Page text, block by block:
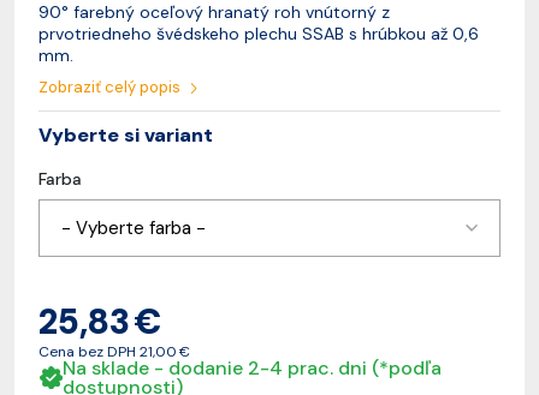
90° farebný oceľový hranatý roh vnútorný z
prvotriedneho švédskeho plechu SSAB s hrúbkou až 0,6
mm.
Zobraziť celý popis
Vyberte si variant
Farba
- Vyberte farba -
25,83 €
Cena bez DPH 21,00 €
Na sklade - dodanie 2-4 prac. dni (*podľa
dostupnosti)